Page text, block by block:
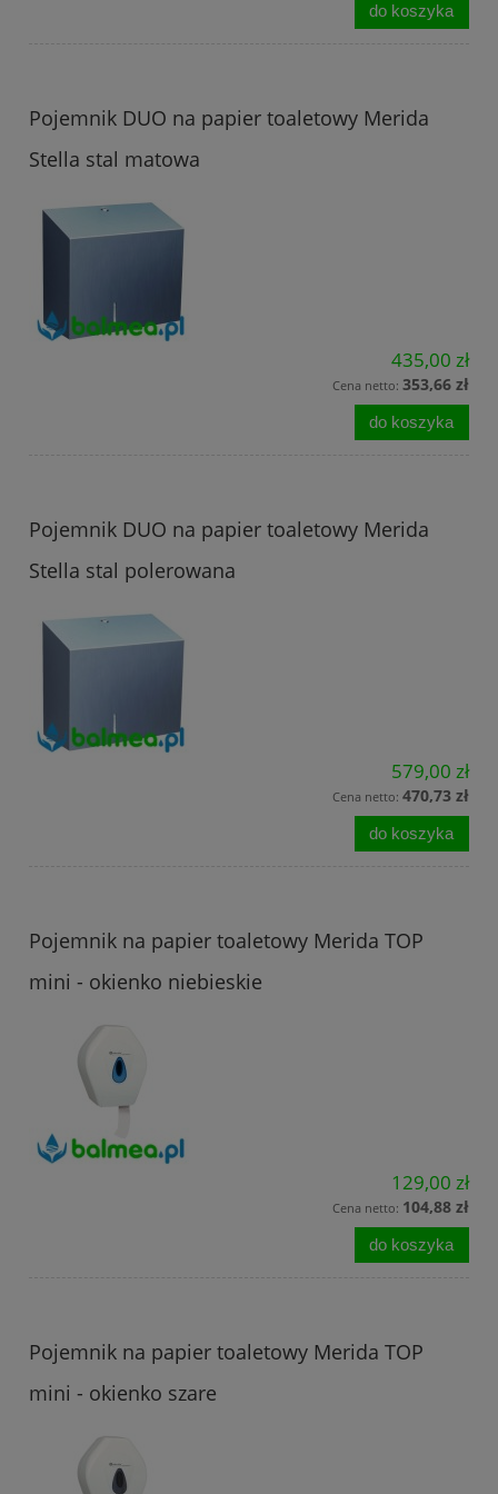
do koszyka
Pojemnik DUO na papier toaletowy Merida
Stella stal matowa
435,00 zł
Cena netto: 353,66 zł
do koszyka
Pojemnik DUO na papier toaletowy Merida
Stella stal polerowana
579,00 zł
Cena netto: 470,73 zł
do koszyka
Pojemnik na papier toaletowy Merida TOP
mini - okienko niebieskie
129,00 zł
Cena netto: 104,88 zł
do koszyka
Pojemnik na papier toaletowy Merida TOP
mini - okienko szare